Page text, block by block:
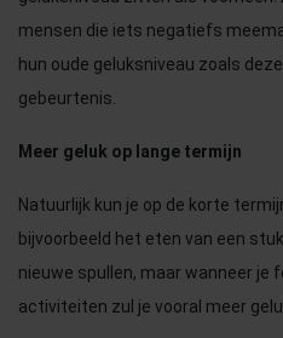
mensen die iets negatiefs
hun oude geluksniveau zoals
gebeurtenis.
Meer geluk op lange termijn
Natuurlijk kun je op de korte
bijvoorbeeld het eten van een
nieuwe spullen, maar wanneer je
activiteiten zul je vooral meer